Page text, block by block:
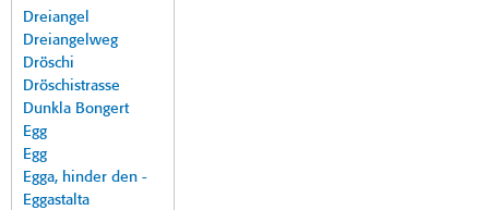
Dreiangel
Dreiangelweg
Dröschi
Dröschistrasse
Dunkla Bongert
Egg
Egg
Egga, hinder den -
Eggastalta